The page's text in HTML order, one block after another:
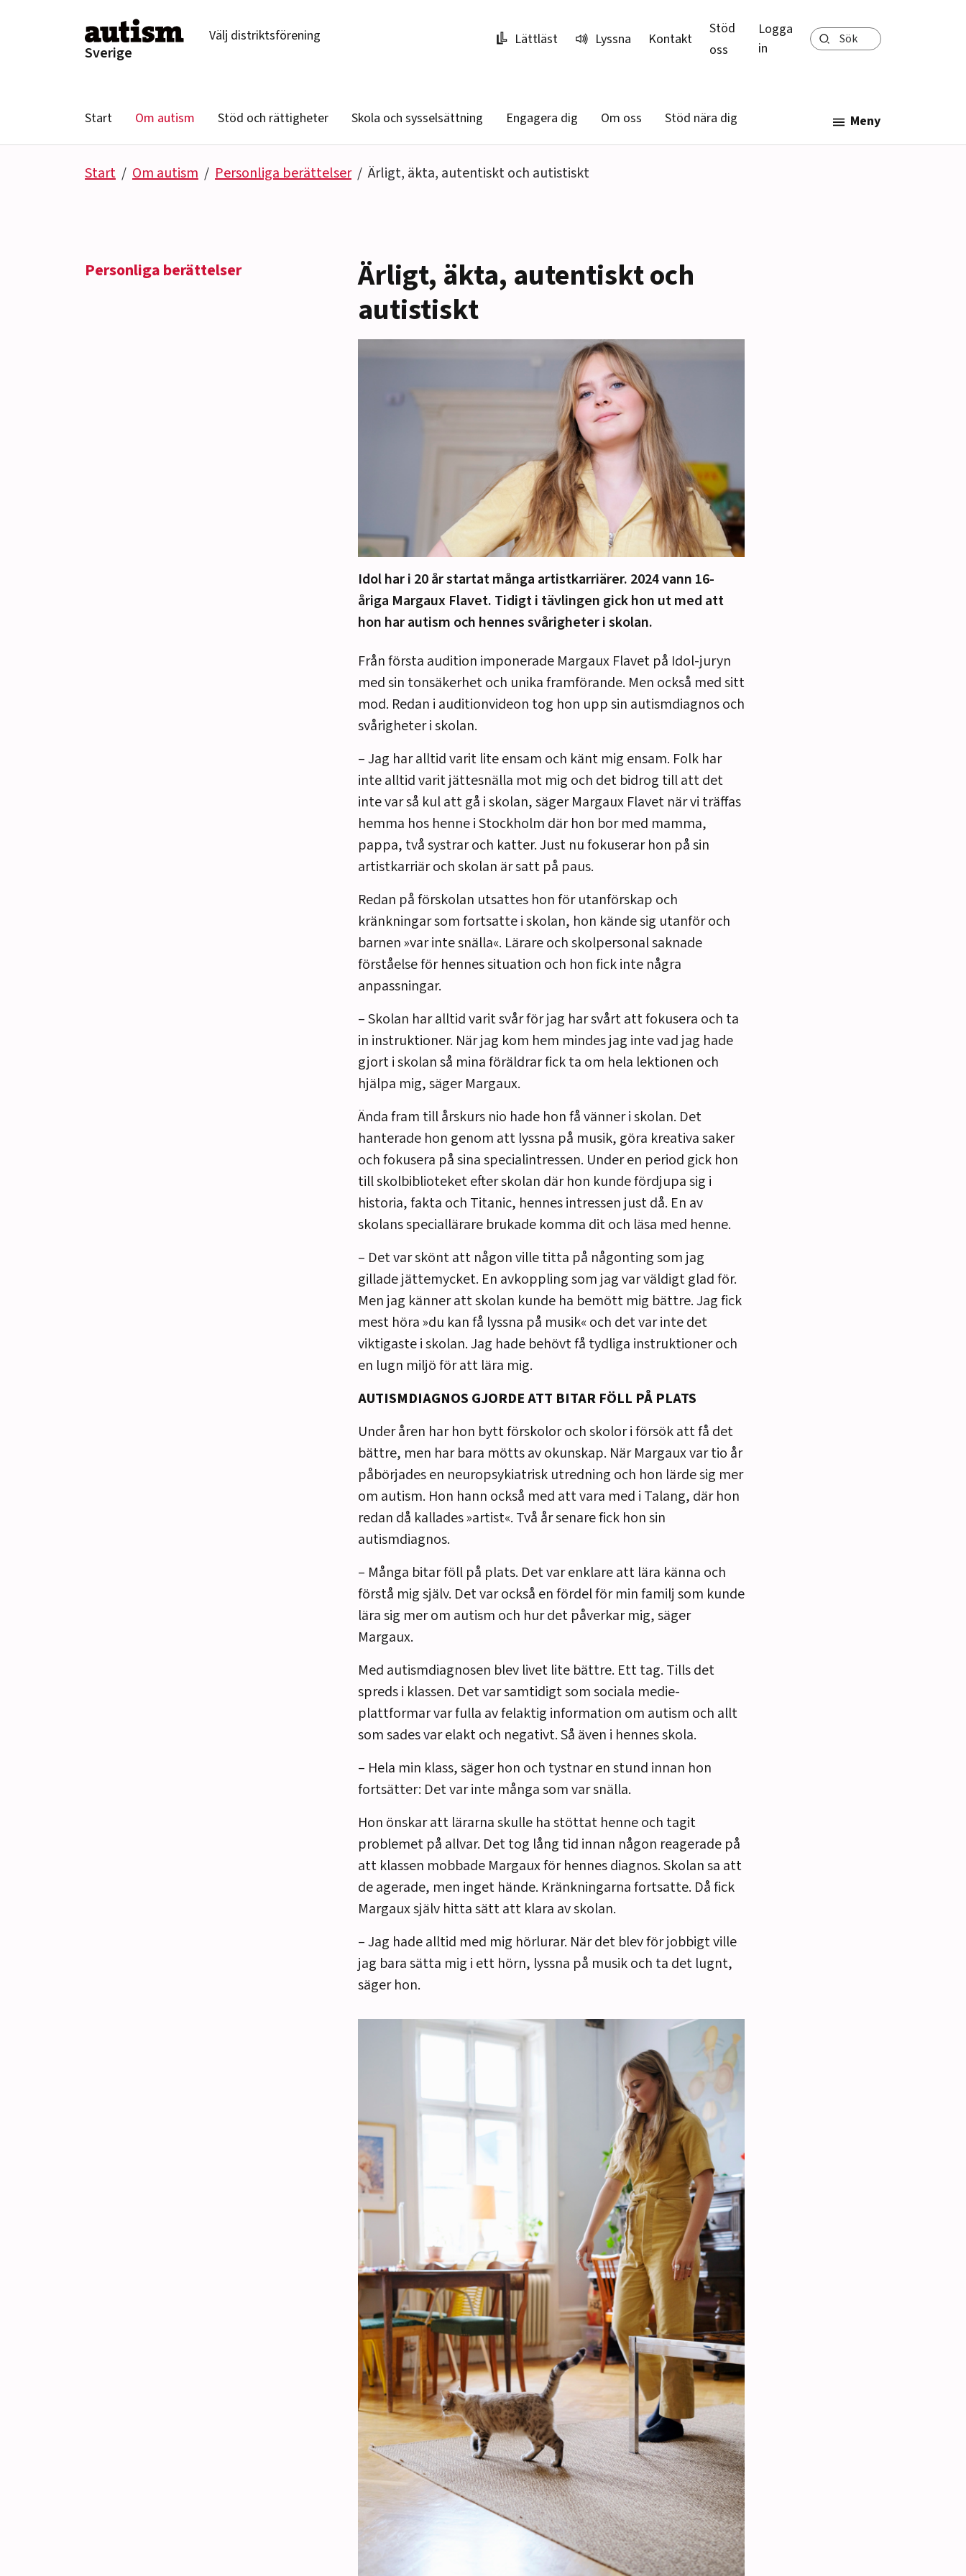
Sverige
Välj distriktsförening Lättläst Lyssna Kontakt
Stöd
oss
Logga
in
Sök
Start Om autism Stöd och rättigheter Skola och sysselsättning Engagera dig Om oss Stöd nära dig Meny
Start Om autism Personliga berättelser Ärligt, äkta, autentiskt och autistiskt
Personliga berättelser
Ärligt, äkta, autentiskt och
autistiskt
Idol har i 20 år startat många artistkarriärer. 2024 vann 16-
åriga Margaux Flavet. Tidigt i tävlingen gick hon ut med att
hon har autism och hennes svårigheter i skolan.
Från första audition imponerade Margaux Flavet på Idol-juryn
med sin tonsäkerhet och unika framförande. Men också med sitt
mod. Redan i auditionvideon tog hon upp sin autismdiagnos och
svårigheter i skolan.
– Jag har alltid varit lite ensam och känt mig ensam. Folk har
inte alltid varit jättesnälla mot mig och det bidrog till att det
inte var så kul att gå i skolan, säger Margaux Flavet när vi träffas
hemma hos henne i Stockholm där hon bor med mamma,
pappa, två systrar och katter. Just nu fokuserar hon på sin
artistkarriär och skolan är satt på paus.
Redan på förskolan utsattes hon för utanförskap och
kränkningar som fortsatte i skolan, hon kände sig utanför och
barnen »var inte snälla«. Lärare och skolpersonal saknade
förståelse för hennes situation och hon fick inte några
anpassningar.
– Skolan har alltid varit svår för jag har svårt att fokusera och ta
in instruktioner. När jag kom hem mindes jag inte vad jag hade
gjort i skolan så mina föräldrar fick ta om hela lektionen och
hjälpa mig, säger Margaux.
Ända fram till årskurs nio hade hon få vänner i skolan. Det
hanterade hon genom att lyssna på musik, göra kreativa saker
och fokusera på sina specialintressen. Under en period gick hon
till skolbiblioteket efter skolan där hon kunde fördjupa sig i
historia, fakta och Titanic, hennes intressen just då. En av
skolans speciallärare brukade komma dit och läsa med henne.
– Det var skönt att någon ville titta på någonting som jag
gillade jättemycket. En avkoppling som jag var väldigt glad för.
Men jag känner att skolan kunde ha bemött mig bättre. Jag fick
mest höra »du kan få lyssna på musik« och det var inte det
viktigaste i skolan. Jag hade behövt få tydliga instruktioner och
en lugn miljö för att lära mig.
AUTISMDIAGNOS GJORDE ATT BITAR FÖLL PÅ PLATS
Under åren har hon bytt förskolor och skolor i försök att få det
bättre, men har bara mötts av okunskap. När Margaux var tio år
påbörjades en neuropsykiatrisk utredning och hon lärde sig mer
om autism. Hon hann också med att vara med i Talang, där hon
redan då kallades »artist«. Två år senare fick hon sin
autismdiagnos.
– Många bitar föll på plats. Det var enklare att lära känna och
förstå mig själv. Det var också en fördel för min familj som kunde
lära sig mer om autism och hur det påverkar mig, säger
Margaux.
Med autismdiagnosen blev livet lite bättre. Ett tag. Tills det
spreds i klassen. Det var samtidigt som sociala medie-
plattformar var fulla av felaktig information om autism och allt
som sades var elakt och negativt. Så även i hennes skola.
– Hela min klass, säger hon och tystnar en stund innan hon
fortsätter: Det var inte många som var snälla.
Hon önskar att lärarna skulle ha stöttat henne och tagit
problemet på allvar. Det tog lång tid innan någon reagerade på
att klassen mobbade Margaux för hennes diagnos. Skolan sa att
de agerade, men inget hände. Kränkningarna fortsatte. Då fick
Margaux själv hitta sätt att klara av skolan.
– Jag hade alltid med mig hörlurar. När det blev för jobbigt ville
jag bara sätta mig i ett hörn, lyssna på musik och ta det lugnt,
säger hon.